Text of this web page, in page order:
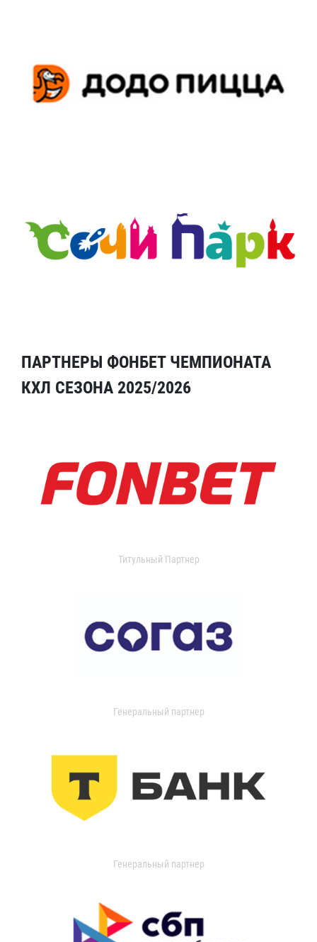
ПАРТНЕРЫ ФОНБЕТ ЧЕМПИОНАТА
КХЛ СЕЗОНА 2025/2026
Титульный Партнер
Генеральный партнер
Генеральный партнер